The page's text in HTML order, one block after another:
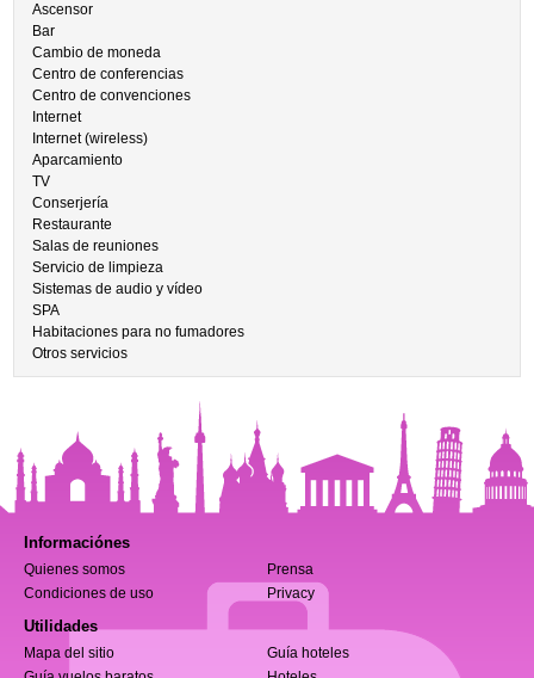
Ascensor
Bar
Cambio de moneda
Centro de conferencias
Centro de convenciones
Internet
Internet (wireless)
Aparcamiento
TV
Conserjería
Restaurante
Salas de reuniones
Servicio de limpieza
Sistemas de audio y vídeo
SPA
Habitaciones para no fumadores
Otros servicios
Informaciónes
Quienes somos
Prensa
Condiciones de uso
Privacy
Utilidades
Mapa del sitio
Guía hoteles